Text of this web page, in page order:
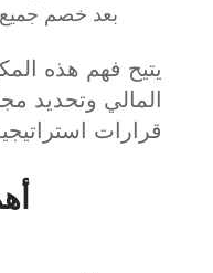
بعد خصم جميع
يتيح فهم هذه
المالي وتحديد
قرارات